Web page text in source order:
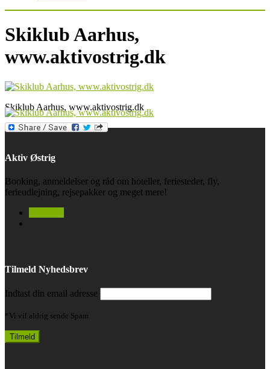
Skiklub Aarhus,
www.aktivostrig.dk
Skiklub Aarhus, www.aktivostrig.dk
Aktiv Østrig
Booking, anmeldelser og råd om hoteller, feriesteder, fly,
ferieudlejning, rejsepakker og meget mere!
Tilmeld Nyhedsbrev
Indtast din email adresse
*Vi vil aldrig sende Spam